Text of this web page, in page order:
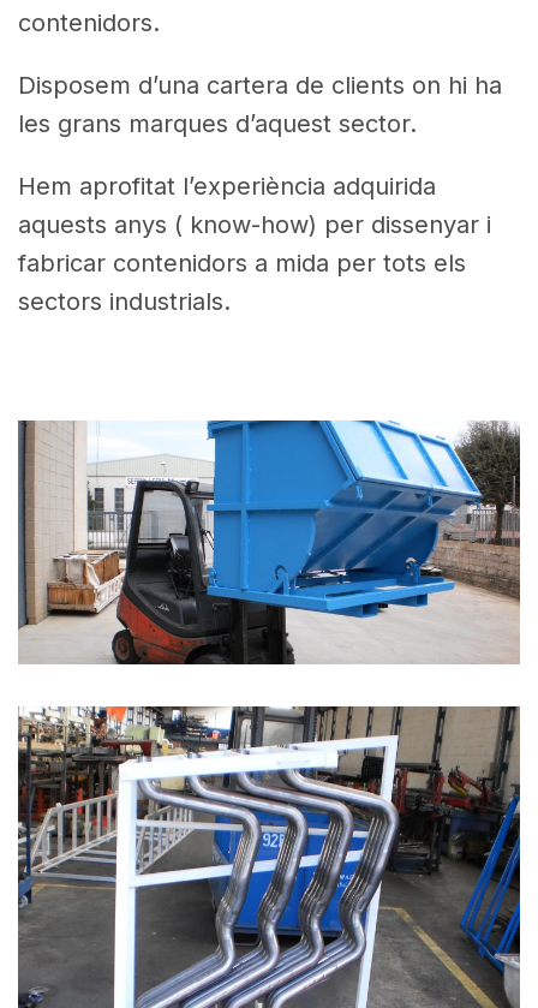
contenidors.
Disposem d’una cartera de clients on hi ha
les grans marques d’aquest sector.
Hem aprofitat l’experiència adquirida
aquests anys ( know-how) per dissenyar i
fabricar contenidors a mida per tots els
sectors industrials.